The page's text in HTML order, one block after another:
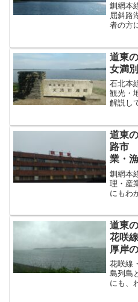
釧網本
屈斜路
者の方
こは、
屈斜路
道東
女満
石北本
観光・
解説し
ひうし
びほろ
道東
路市
業・
釧網本
理・産
にもわ
しまし
東にお
道東
花咲
厚岸
花咲線
島列島
にも、